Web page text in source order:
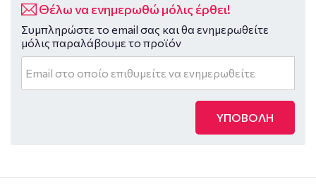
Θέλω να ενημερωθώ μόλις έρθει!
Συμπληρώστε το email σας και θα ενημερωθείτε
μόλις παραλάβουμε το προϊόν
ΥΠΟΒΟΛΗ